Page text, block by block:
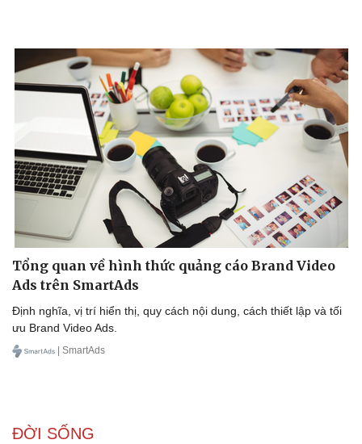
Doanh nghiệp
Thông tin doanh nghiệp
Doanh nghiệp 24h
Vì cộng đồng
Công nghệ
Sành điệu
Tin Công nghệ
Trải nghiệm
Chuyển đổi số
Tổng quan về hình thức quảng cáo Brand Video
Ads trên SmartAds
Định nghĩa, vị trí hiển thị, quy cách nội dung, cách thiết lập và tối
ưu Brand Video Ads.
| SmartAds
ĐỜI SỐNG